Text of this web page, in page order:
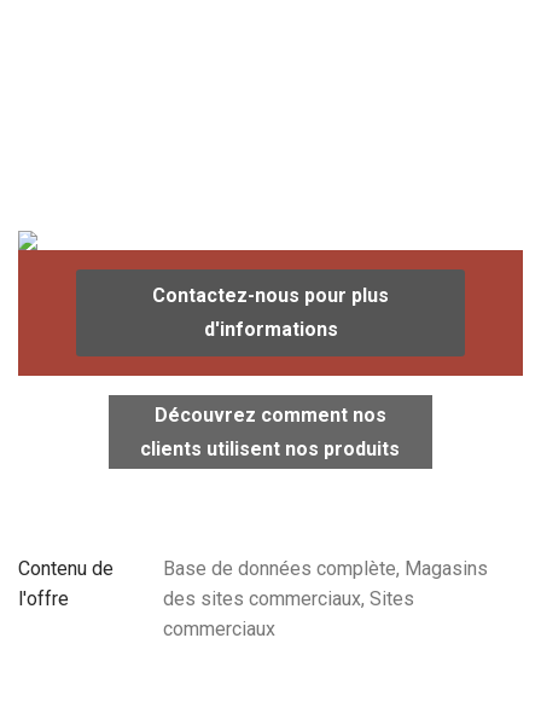
Contactez-nous pour plus
d'informations
Découvrez comment nos
clients utilisent nos produits
Contenu de
l'offre
Base de données complète, Magasins
des sites commerciaux, Sites
commerciaux